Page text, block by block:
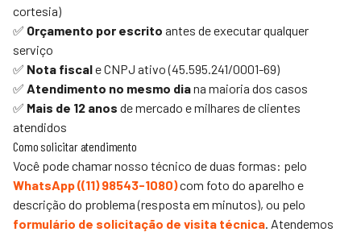
cortesia)
✅ Orçamento por escrito antes de executar qualquer
serviço
✅ Nota fiscale CNPJ ativo (45.595.241/0001-69)
✅ Atendimento no mesmo diana maioria dos casos
✅ Mais de 12 anos de mercado e milhares de clientes
atendidos
Como solicitar atendimento
Você pode chamar nosso técnico de duas formas: pelo
WhatsApp ((11) 98543-1080)com foto do aparelho e
descrição do problema (resposta em minutos), ou pelo
formulário de solicitação de visita técnica. Atendemos